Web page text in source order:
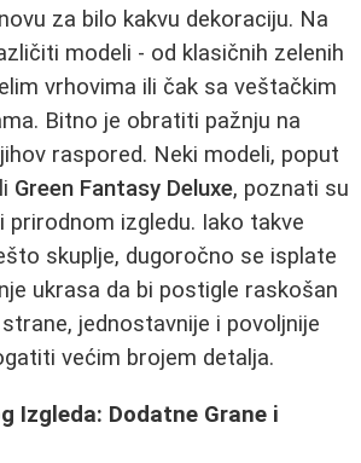
za bilo kakvu dekoraciju. Na
modeli - od klasičnih zelenih
vrhovima ili čak sa veštačkim
Bitno je obratiti pažnju na
raspored. Neki modeli, poput
Green Fantasy Deluxe, poznati su
prirodnom izgledu. Iako takve
skuplje, dugoročno se isplate
ukrasa da bi postigle raskošan
jednostavnije i povoljnije
većim brojem detalja.
Izgleda: Dodatne Grane i